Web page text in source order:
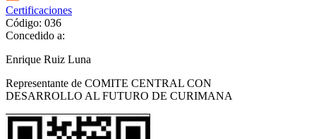
Certificaciones
Código: 036
Concedido a:
Enrique Ruiz Luna
Representante de COMITE CENTRAL CON
DESARROLLO AL FUTURO DE CURIMANA